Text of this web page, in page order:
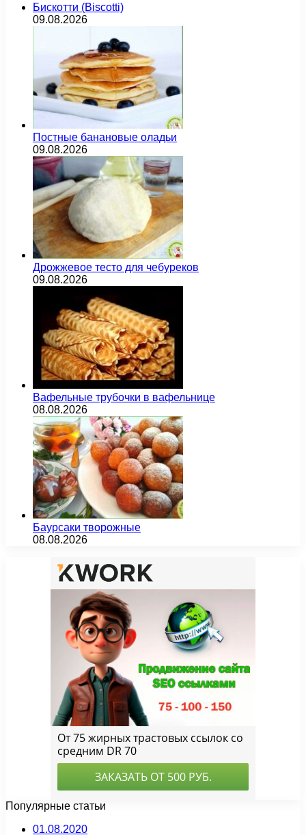
Бискотти (Biscotti)
09.08.2026
Постные банановые оладьи
09.08.2026
Дрожжевое тесто для чебуреков
09.08.2026
Вафельные трубочки в вафельнице
08.08.2026
Баурсаки творожные
08.08.2026
Популярные статьи
01.08.2020